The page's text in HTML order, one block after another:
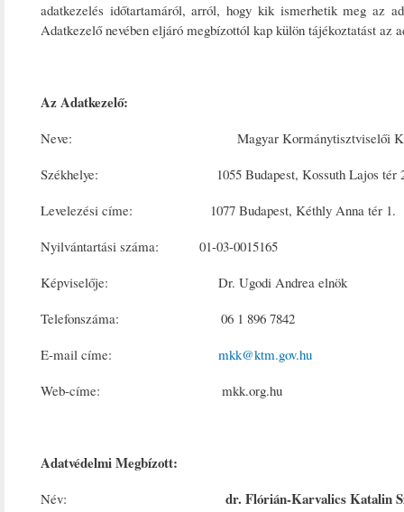
adatkezelés időtartamáról, arról, hogy kik ismerhetik meg az
Adatkezelő nevében eljáró megbízottól kap külön tájékoztatást az
Az Adatkezelő:
Neve: Magyar Kormánytisztviselői Kar
Székhelye: 1055 Budapest, Kossuth Lajos tér
Levelezési címe: 1077 Budapest, Kéthly Anna tér 1.
Nyilvántartási száma: 01-03-0015165
Képviselője: Dr. Ugodi Andrea elnök
Telefonszáma: 06 1 896 7842
E-mail címe: mkk@ktm.gov.hu
Web-címe: mkk.org.hu
Adatvédelmi Megbízott:
Név: dr. Flórián-Karvalics Katalin